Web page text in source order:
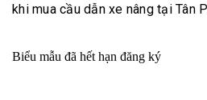
khi mua cầu dẫn xe nâng tại Tân